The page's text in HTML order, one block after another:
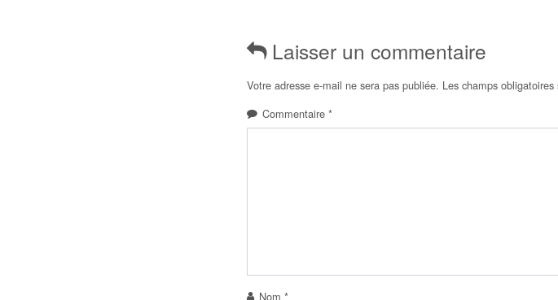
Laisser un commentaire
Votre adresse e-mail ne sera pas publiée. Les champs
Commentaire *
Nom *